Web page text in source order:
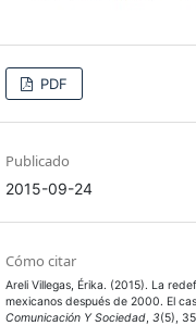
PDF
Publicado
2015-09-24
Cómo citar
Areli Villegas, Érika. (2015). La
mexicanos después de 2000. El
Comunicación Y Sociedad, 3(5),